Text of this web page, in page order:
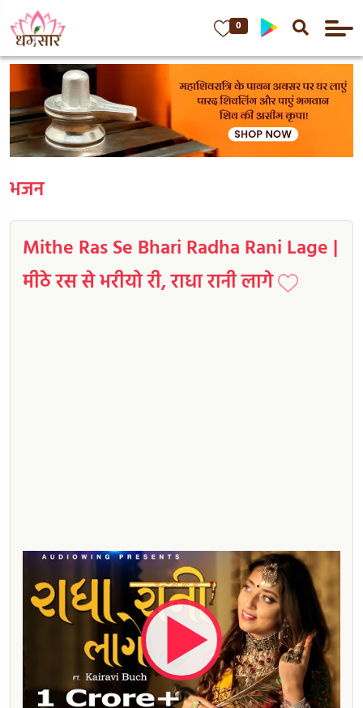
0
भजन
Mithe Ras Se Bhari Radha Rani Lage |
मीठे रस से भरीयो री, राधा रानी लागे